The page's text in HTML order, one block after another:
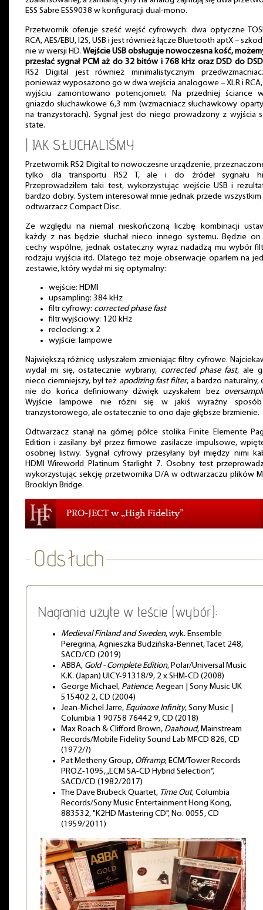
ESS Sabre ESS9038 w konfiguracji dual-mono.
Przetwornik oferuje sześć wejść cyfrowych: dwa optyczne
RCA, AES/EBU, I2S, USB i jest również łącze Bluetooth aptX –
nie w wersji HD. Wejście USB obsługuje nowoczesna kość,
przesłać sygnał PCM aż do 32 bitów i 768 kHz oraz DSD do
RS2 Digital jest również minimalistycznym
ponieważ wyposażono go w dwa wejścia analogowe – XLR i RCA,
wyjściu zamontowano potencjometr. Na przedniej ściance
gniazdo słuchawkowe 6,3 mm (wzmacniacz słuchawkowy
na tranzystorach). Sygnał jest do niego prowadzony z wyjścia
state.
| JAK SŁUCHALIŚMY
Przetwornik RS2 Digital to nowoczesne urządzenie,
tylko dla transportu RS2 T, ale i do źródeł sygnału
Przeprowadziłem taki test, wykorzystując wejście USB i
bardzo dobry. System interesował mnie jednak przede
odtwarzacz Compact Disc.
Ze względu na niemal nieskończoną liczbę kombinacji
każdy z nas będzie słuchał nieco innego systemu. Będzie on
cechy wspólne, jednak ostateczny wyraz nadadzą mu wybór
rodzaju wyjścia itd. Dlatego też moje obserwacje oparłem na
zestawie, który wydał mi się optymalny:
wejście: HDMI
upsampling: 384 kHz
filtr cyfrowy: corrected phase fast
filtr wyjściowy: 120 kHz
reclocking: x 2
wyjście: lampowe
Największą różnicę usłyszałem zmieniając filtry cyfrowe.
wydał mi się, ostatecznie wybrany, corrected phase fast, ale
nieco ciemniejszy, był też apodizing fast filter, a bardzo naturalny,
nie do końca definiowany dźwięk uzyskałem bez
Wyjście lampowe nie różni się w jakiś wyraźny
tranzystorowego, ale ostatecznie to ono daje głębsze brzmienie.
Odtwarzacz stanął na górnej półce stolika Finite Elemente
Edition i zasilany był przez firmowe zasilacze impulsowe,
osobnej listwy. Sygnał cyfrowy przesyłany był między nimi
HDMI Wireworld Platinum Starlight 7. Osobny test
wykorzystując sekcję przetwornika D/A w odtwarzaczu plików
Brooklyn Bridge.
PRO-JECT w „High Fidelity”
Nagrania użyte w teście (wybór):
Medieval Finland and Sweden, wyk. Ensemble
Peregrina, Agnieszka Budzińska-Bennet, Tacet 248,
SACD/CD (2019)
ABBA, Gold - Complete Edition, Polar/Universal Music
K.K. (Japan) UICY-91318/9, 2 x SHM-CD (2008)
George Michael, Patience, Aegean | Sony Music UK
515402 2, CD (2004)
Jean-Michel Jarre, Equinoxe Infinity, Sony Music |
Columbia 1 90758 76442 9, CD (2018)
Max Roach & Clifford Brown, Daahoud, Mainstream
Records/Mobile Fidelity Sound Lab MFCD 826, CD
(1972/?)
Pat Metheny Group, Offramp, ECM/Tower Records
PROZ-1095, „ECM SA-CD Hybrid Selection”,
SACD/CD (1982/2017)
The Dave Brubeck Quartet, Time Out, Columbia
Records/Sony Music Entertainment Hong Kong,
883532, "K2HD Mastering CD", No. 0055, CD
(1959/2011)